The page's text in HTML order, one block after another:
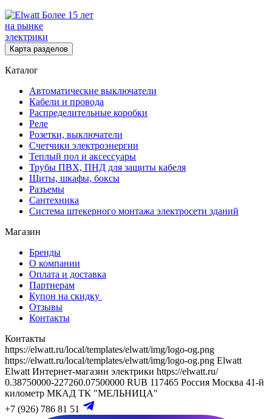
Более 15 лет
на рынке
электрики
Карта разделов
Каталог
Автоматические выключатели
Кабели и провода
Распределительные коробки
Реле
Розетки, выключатели
Счетчики электроэнергии
Теплый пол и аксессуары
Трубы ПВХ, ПНД для защиты кабеля
Щиты, шкафы, боксы
Разъемы
Сантехника
Система штекерного монтажа электросети зданий
Магазин
Бренды
О компании
Оплата и доставка
Партнерам
Купон на скидку
Отзывы
Контакты
Контакты
https://elwatt.ru/local/templates/elwatt/img/logo-og.png
https://elwatt.ru/local/templates/elwatt/img/logo-og.png Elwatt
Elwatt Интернет-магазин электрики https://elwatt.ru/
0.38750000-227260.07500000 RUB 117465 Россия Москва 41-й
километр МКАД ТК "МЕЛЬНИЦА"
+7 (926) 786 81 51